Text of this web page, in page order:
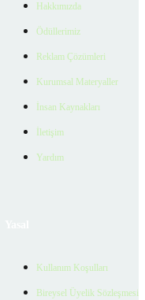
Hakkımızda
Ödüllerimiz
Reklam Çözümleri
Kurumsal Materyaller
İnsan Kaynakları
İletişim
Yardım
Kullanım Koşulları
Bireysel Üyelik Sözleşmesi